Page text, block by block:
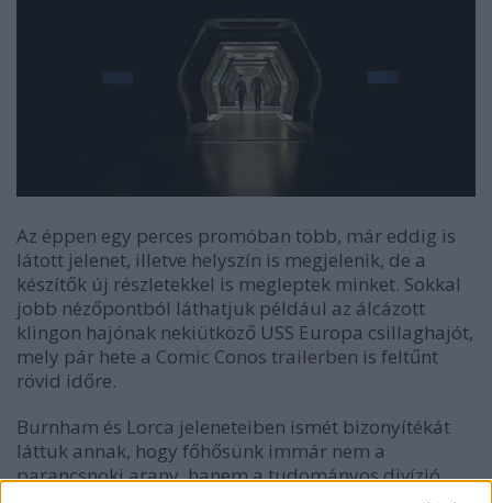
Az éppen egy perces promóban több, már eddig is
látott jelenet, illetve helyszín is megjelenik, de a
készítők új részletekkel is megleptek minket. Sokkal
jobb nézőpontból láthatjuk például az álcázott
klingon hajónak nekiütköző USS Europa csillaghajót,
mely pár hete a Comic Conos trailerben is feltűnt
rövid időre.
Burnham és Lorca jeleneteiben ismét bizonyítékát
láttuk annak, hogy főhősünk immár nem a
parancsnoki arany, hanem a tudományos divízió